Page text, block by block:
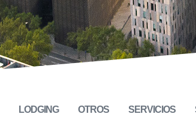
LODGING OTROS SERVICIOS